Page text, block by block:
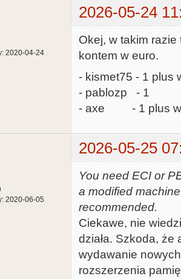
2026-05-24
2020-04-24
Okej, w takim
kontem w euro.
- kismet75 - 1 plus
- pablozp - 1
- axe - 1 plus
2026-05-25
2020-06-05
You need ECI or
a modified
recommended.
Ciekawe, nie
działa. Szkoda, że
wydawanie
rozszerzenia